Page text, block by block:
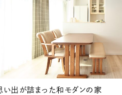
い出が詰まった和モダンの家